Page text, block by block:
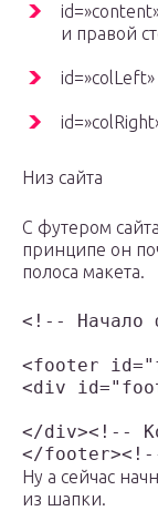
и правой
Низ сайта
С футером
принципе он
полоса макета.
<!-- Начало
<footer
<div
</div><!--
</
Ну а сейчас
из шапки.